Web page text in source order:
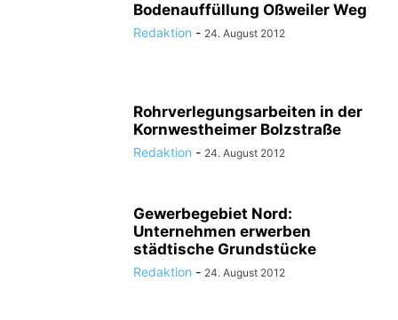
Bodenauffüllung Oßweiler Weg
Redaktion - 24. August 2012
Rohrverlegungsarbeiten in der
Kornwestheimer Bolzstraße
Redaktion - 24. August 2012
Gewerbegebiet Nord:
Unternehmen erwerben
städtische Grundstücke
Redaktion - 24. August 2012